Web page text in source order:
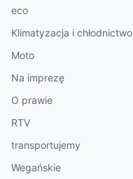
eco
Klimatyzacja i chłodnictwo
Moto
Na imprezę
O prawie
RTV
transportujemy
Wegańskie